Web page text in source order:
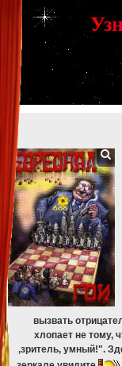
[phpBB Debug] PHP Warning :
mysqli_fetch_assoc(): Couldn't
[phpBB Debug] PHP Warning:
mysqli_free_result(): Couldn't
[phpBB Debug] PHP Warning
mysqli_fetch_assoc(): Couldn't
[phpBB Debug] PHP Warning
:
mysqli_free_result(): Couldn't
[phpBB Debug] PHP Warning:
mysqli_fetch_assoc(): Couldn't
[phpBB Debug] PHP Warning
mysqli_free_result(): Couldn't
Уз
вызвать
хлопает не тому,
,зритель, умный!".